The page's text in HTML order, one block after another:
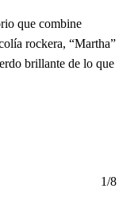
que combine
rockera, “Martha”
brillante de lo que
1/8